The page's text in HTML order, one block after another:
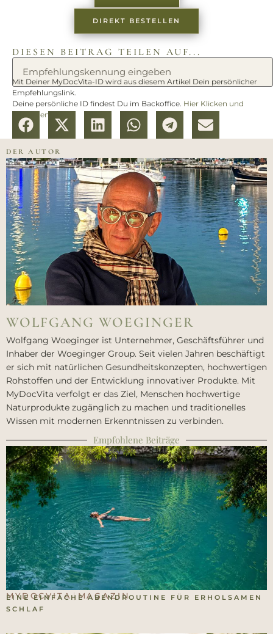
DIREKT BESTELLEN
DIESEN BEITRAG TEILEN AUF...
Mit Deiner MyDocVita-ID wird aus diesem Artikel Dein persönlicher
Empfehlungslink.
Deine persönliche ID findest Du im Backoffice. Hier Klicken und
anmelden.
DER AUTOR
WOLFGANG WOEGINGER
Wolfgang Woeginger ist Unternehmer, Geschäftsführer und
Inhaber der Woeginger Group. Seit vielen Jahren beschäftigt
er sich mit natürlichen Gesundheitskonzepten, hochwertigen
Rohstoffen und der Entwicklung innovativer Produkte. Mit
MyDocVita verfolgt er das Ziel, Menschen hochwertige
Naturprodukte zugänglich zu machen und traditionelles
Wissen mit modernen Erkenntnissen zu verbinden.
Empfohlene Beiträge
MYDOCVITA| MAGAZIN
EINE EINFACHE ABENDROUTINE FÜR ERHOLSAMEN
SCHLAF